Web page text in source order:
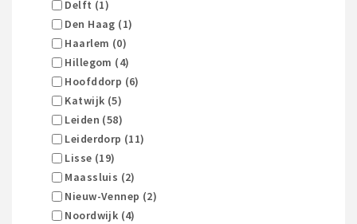
Delft (1)
Den Haag (1)
Haarlem (0)
Hillegom (4)
Hoofddorp (6)
Katwijk (5)
Leiden (58)
Leiderdorp (11)
Lisse (19)
Maassluis (2)
Nieuw-Vennep (2)
Noordwijk (4)